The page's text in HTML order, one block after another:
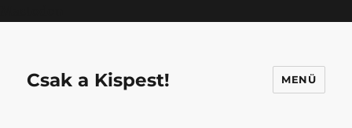
Csak a Kispest! MENÜ